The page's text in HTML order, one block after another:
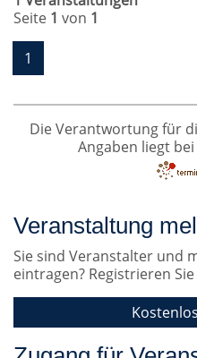
Seite 1 von 1
1
Die Verantwortung für
Angaben liegt
Veranstaltung
Sie sind Veranstalter und
eintragen? Registrieren Sie